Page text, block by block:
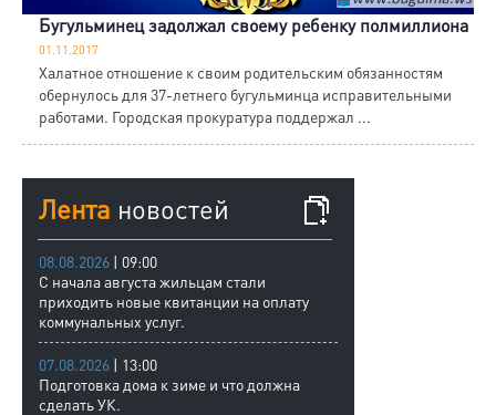
Бугульминец задолжал своему ребенку полмиллиона
01.11.2017
Халатное отношение к своим родительским обязанностям
обернулось для 37-летнего бугульминца исправительными
работами. Городская прокуратура поддержал ...
Лента новостей
08.08.2026 | 09:00
С начала августа жильцам стали
приходить новые квитанции на оплату
коммунальных услуг.
07.08.2026 | 13:00
Подготовка дома к зиме и что должна
сделать УК.